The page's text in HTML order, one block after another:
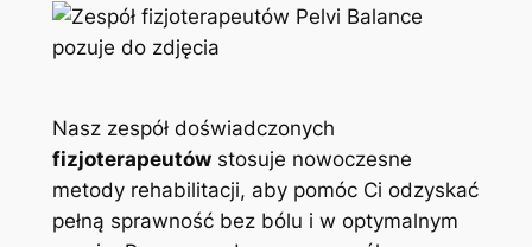
Nasz zespół doświadczonych
fizjoterapeutówstosuje nowoczesne
metody rehabilitacji, aby pomóc Ci odzyskać
pełną sprawność bez bólu i w optymalnym